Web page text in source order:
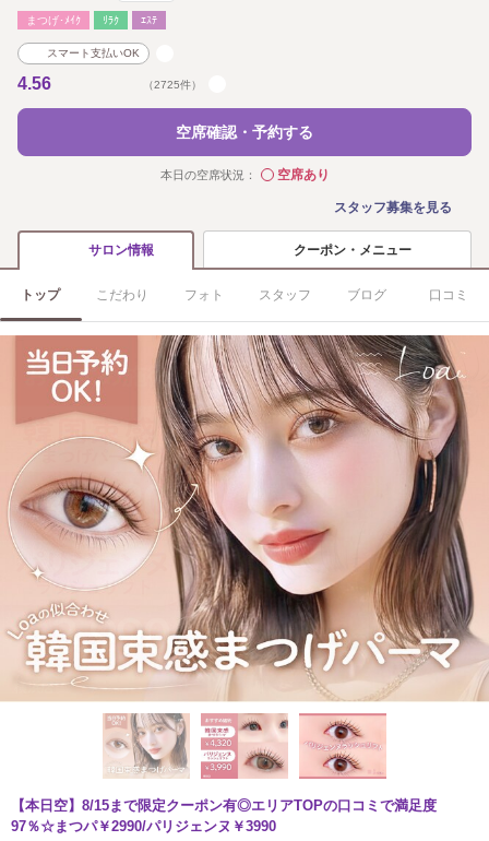
まつげ･ﾒｲｸ ﾘﾗｸ ｴｽﾃ
スマート支払いOK
4.56 （2725件）
空席確認・予約する
本日の空席状況： ◯空席あり
スタッフ募集を見る
サロン情報 クーポン・メニュー
トップ こだわり フォト スタッフ ブログ 口コミ
【本日空】8/15まで限定クーポン有◎エリアTOPの口コミで満足度
97％☆まつパ￥2990/パリジェンヌ￥3990